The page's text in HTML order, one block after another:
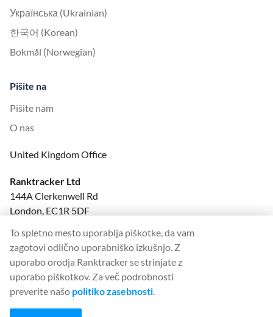
Українська (Ukrainian)
한국어 (Korean)
Bokmål (Norwegian)
Pišite na
Pišite nam
O nas
United Kingdom Office
Ranktracker Ltd
144A Clerkenwell Rd
London, EC1R 5DF
felix@ranktracker.com
2015 - 2026© Ranktracker. All Rights Reserved.
To spletno mesto uporablja piškotke, da vam
zagotovi odlično uporabniško izkušnjo. Z
uporabo orodja Ranktracker se strinjate z
uporabo piškotkov. Za več podrobnosti
preverite našo politiko zasebnosti.